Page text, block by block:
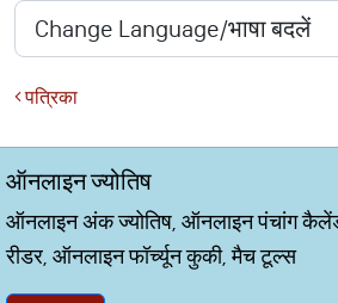
पत्रिका
ऑनलाइन ज्योतिष
ऑनलाइन अंक ज्योतिष, ऑनलाइन पंचांग
रीडर, ऑनलाइन फॉर्च्यून कुकी, मैच टूल्स